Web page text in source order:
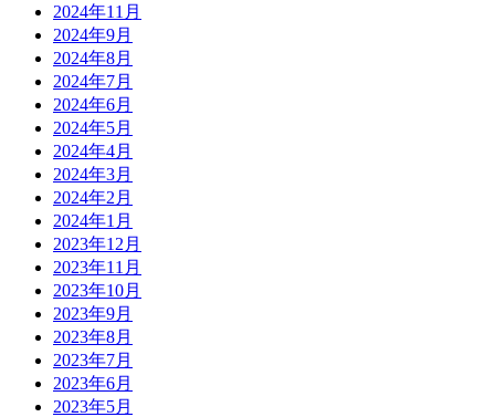
2024年11月
2024年9月
2024年8月
2024年7月
2024年6月
2024年5月
2024年4月
2024年3月
2024年2月
2024年1月
2023年12月
2023年11月
2023年10月
2023年9月
2023年8月
2023年7月
2023年6月
2023年5月